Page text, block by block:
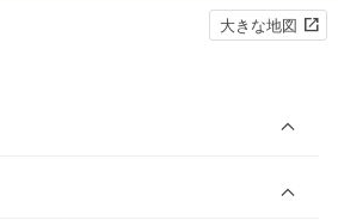
大きな地図